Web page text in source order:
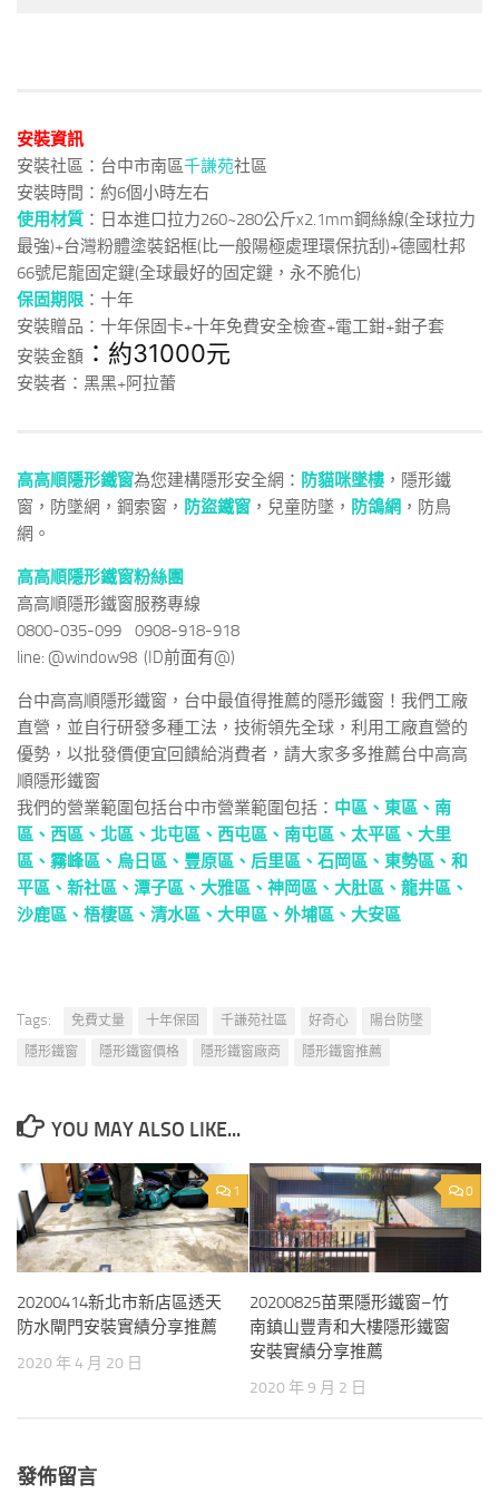
安裝資訊
安裝社區：台中市南區千謙苑社區
安裝時間：約6個小時左右
使用材質 ：日本進口拉力260~280公斤x2.1mm鋼絲線(全球拉力
最強)+台灣粉體塗裝鋁框(比一般陽極處理環保抗刮)+德國杜邦
66號尼龍固定鍵(全球最好的固定鍵，永不脆化)
保固期限 ：十年
安裝贈品：十年保固卡+十年免費安全檢查+電工鉗+鉗子套
安裝金額 ：約31000元
安裝者：黑黑+阿拉蕾
高高順隱形鐵窗為您建構隱形安全網： 防貓咪墜樓 ，隱形鐵
窗，防墜網，鋼索窗， 防盜鐵窗 ，兒童防墜， 防鴿網 ，防鳥
網。
高高順隱形鐵窗粉絲團
高高順隱形鐵窗服務專線
0800-035-099 0908-918-918
line: @window98 (ID前面有@)
台中高高順隱形鐵窗，台中最值得推薦的隱形鐵窗！我們工廠
直營，並自行研發多種工法，技術領先全球，利用工廠直營的
優勢，以批發價便宜回饋給消費者，請大家多多推薦台中高高
順隱形鐵窗
我們的營業範圍包括台中市營業範圍包括： 中區、 東區、 南
區、 西區、 北區、 北屯區、 西屯區、 南屯區、 太平區、 大里
區、 霧峰區、 烏日區、 豐原區、 后里區、 石岡區、 東勢區、 和
平區、 新社區、 潭子區、 大雅區、 神岡區、 大肚區、 龍井區、
沙鹿區、 梧棲區、 清水區、 大甲區、 外埔區、 大安區
Tags: 免費丈量 十年保固 千謙苑社區 好奇心
陽台防墜
隱形鐵窗
隱形鐵窗價格 隱形鐵窗廠商 隱形鐵窗推薦
YOU MAY ALSO LIKE...
1
20200414新北市新店區透天
防水閘門安裝實績分享推薦
2020 年 4 月 20 日
0
20200825苗栗隱形鐵窗–竹
南鎮山豐青和大樓隱形鐵窗
安裝實績分享推薦
2020 年 9 月 2 日
發佈留言